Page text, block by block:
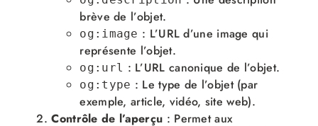
brève de l’objet.
og:image : L’URL d’une image qui
représente l’objet.
og:url : L’URL canonique de l’objet.
og:type : Le type de l’objet (par
exemple, article, vidéo, site web).
Contrôle de l’aperçu : Permet aux